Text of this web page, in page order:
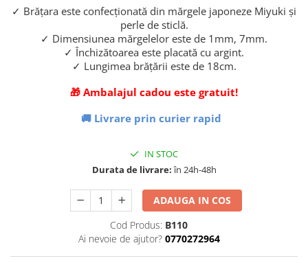
✓ Brățara este confecționată din mărgele japoneze Miyuki și
perle de sticlă.
✓ Dimensiunea mărgelelor este de 1mm, 7mm.
✓ Închizătoarea este placată cu argint.
✓ Lungimea brățării este de 18cm.
🎁 Ambalajul cadou este gratuit!
🚚 Livrare prin curier rapid
IN STOC
Durata de livrare:în 24h-48h
ADAUGA IN COS
Cod Produs: B110
Ai nevoie de ajutor? 0770272964